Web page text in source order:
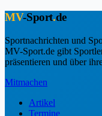
MV-Sport.de
Sportnachrichten und
MV-Sport.de gibt
präsentieren und über
Mitmachen
Artikel
Termine